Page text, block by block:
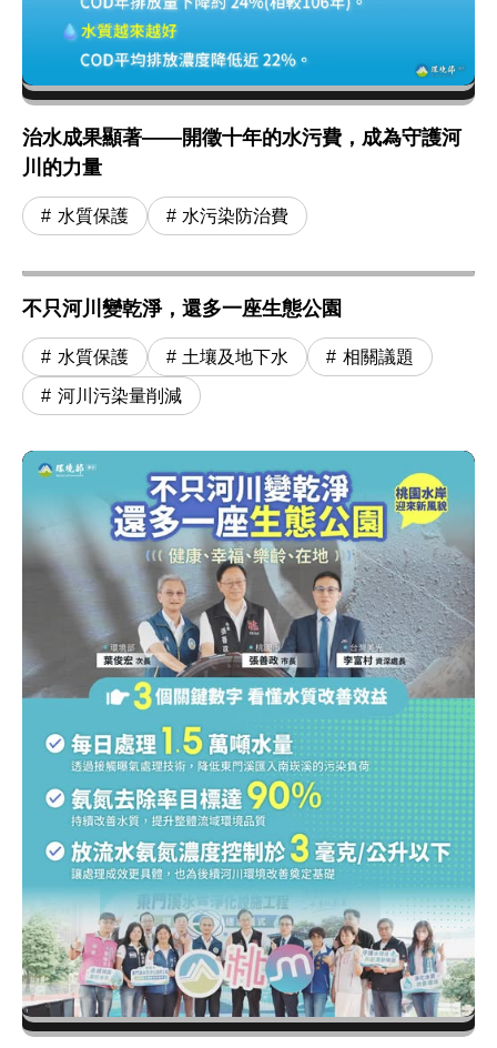
治水成果顯著——開徵十年的水污費，成為守護河
川的力量
水質保護 水污染防治費
不只河川變乾淨，還多一座生態公園
水質保護 土壤及地下水 相關議題
河川污染量削減